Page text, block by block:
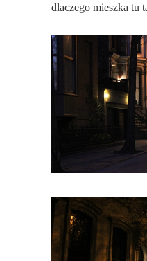
dlaczego mieszka